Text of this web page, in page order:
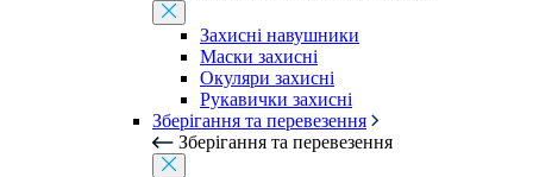
Захисні навушники
Маски захисні
Окуляри захисні
Рукавички захисні
Зберігання та перевезення
Зберігання та перевезення